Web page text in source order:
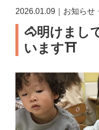
2026.01.09｜お知らせ
🐴明けまし
います⛩️